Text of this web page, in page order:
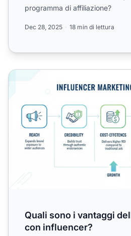
programma di affiliazione?
Dec 28, 2025 18 min di lettura
Quali sono i vantaggi delle
Quali sono i vantaggi
con influencer?